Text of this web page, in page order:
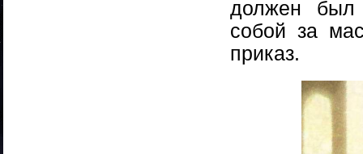
должен был
собой за
приказ.